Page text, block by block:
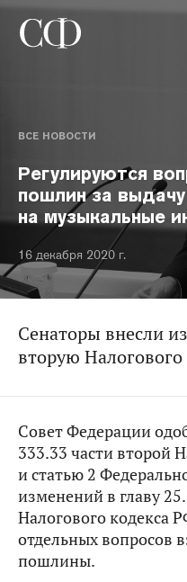
ВСЕ НОВОСТИ
Регулируются
пошлин за
на музыкальные
16 декабря 2020 г.
Сенаторы внесли
вторую Налогового
Совет Федерации
333.33 части второй
и статью 2
изменений в главу
Налогового кодекса
отдельных вопросов
пошлины.